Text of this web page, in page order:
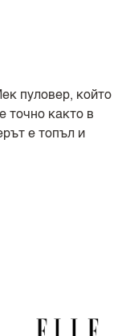
пуловер, който
точно както в
е топъл и